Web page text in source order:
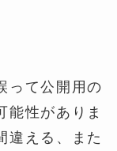
って公開用の
能性がありま
違える、また